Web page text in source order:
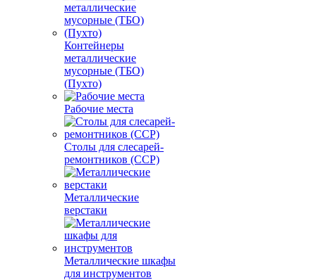
Контейнеры
металлические
мусорные (ТБО)
(Пухто)
Рабочие места
Столы для слесарей-
ремонтников (ССР)
Металлические
верстаки
Металлические шкафы
для инструментов